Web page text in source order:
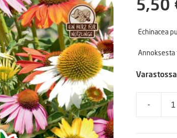
5,50
Echinacea
Annoksesta
Varastossa
-
sekoitus